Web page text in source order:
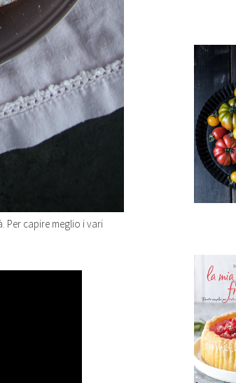
Per capire meglio i vari